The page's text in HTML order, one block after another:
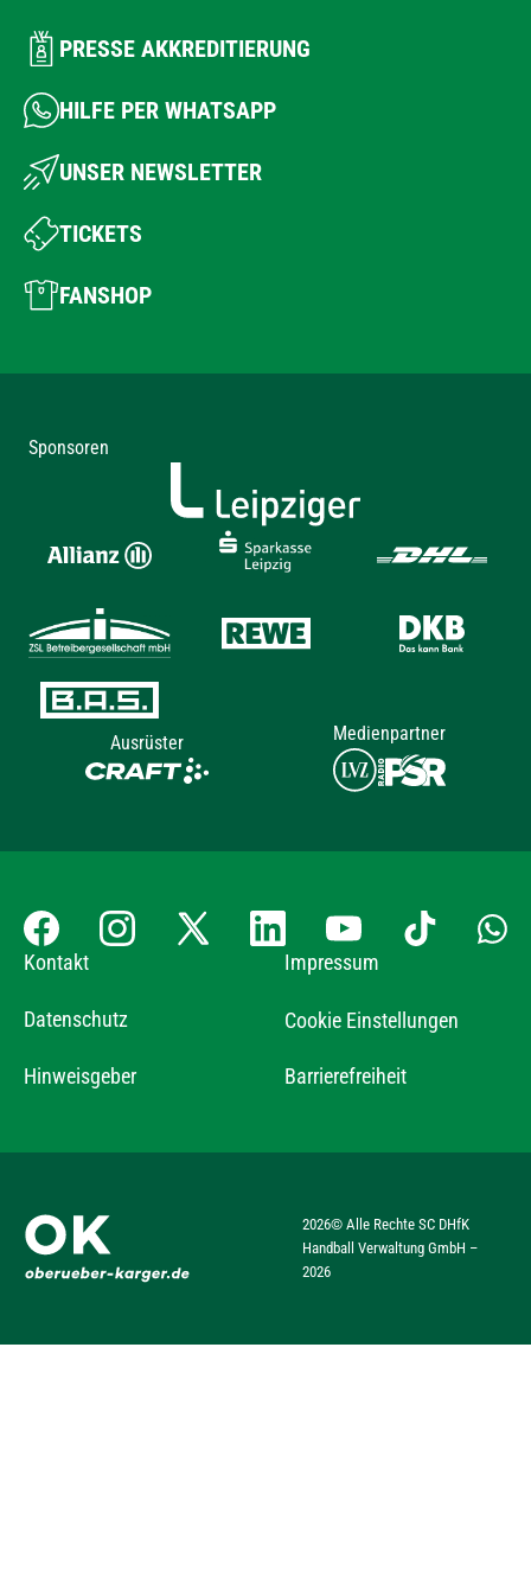
PRESSE AKKREDITIERUNG
HILFE PER WHATSAPP
UNSER NEWSLETTER
TICKETS
FANSHOP
Sponsoren
Ausrüster Medienpartner
Kontakt Impressum
Datenschutz Cookie Einstellungen
Hinweisgeber Barrierefreiheit
2026© Alle Rechte SC DHfK
Handball Verwaltung GmbH –
2026